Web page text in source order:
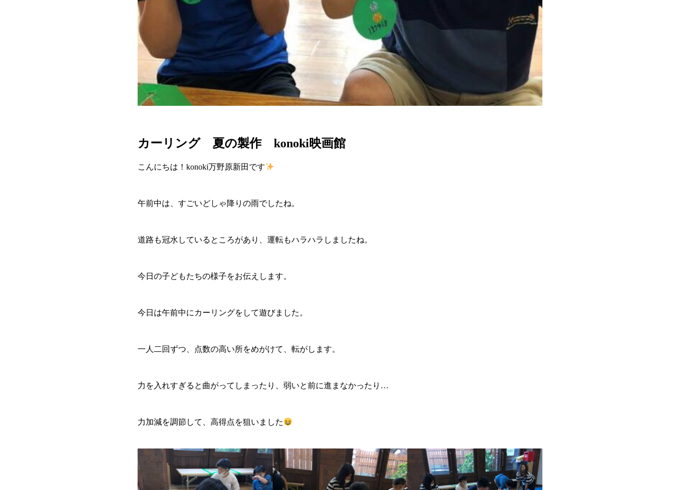
カーリング 夏の製作 konoki映画館
こんにちは！konoki万野原新田です
午前中は、すごいどしゃ降りの雨でしたね。
道路も冠水しているところがあり、運転もハラハラしましたね。
今日の子どもたちの様子をお伝えします。
今日は午前中にカーリングをして遊びました。
一人二回ずつ、点数の高い所をめがけて、転がします。
力を入れすぎると曲がってしまったり、弱いと前に進まなかったり…
力加減を調節して、高得点を狙いました